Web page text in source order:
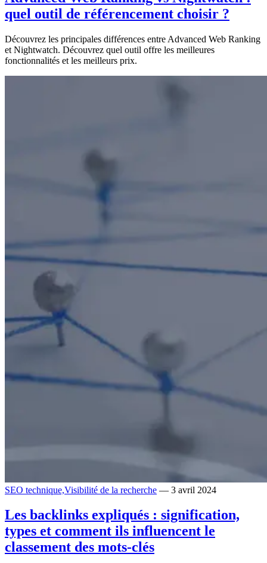
quel outil de référencement choisir ?
Découvrez les principales différences entre Advanced Web Ranking
et Nightwatch. Découvrez quel outil offre les meilleures
fonctionnalités et les meilleurs prix.
SEO technique,Visibilité de la recherche — 3 avril 2024
Les backlinks expliqués : signification,
types et comment ils influencent le
classement des mots-clés